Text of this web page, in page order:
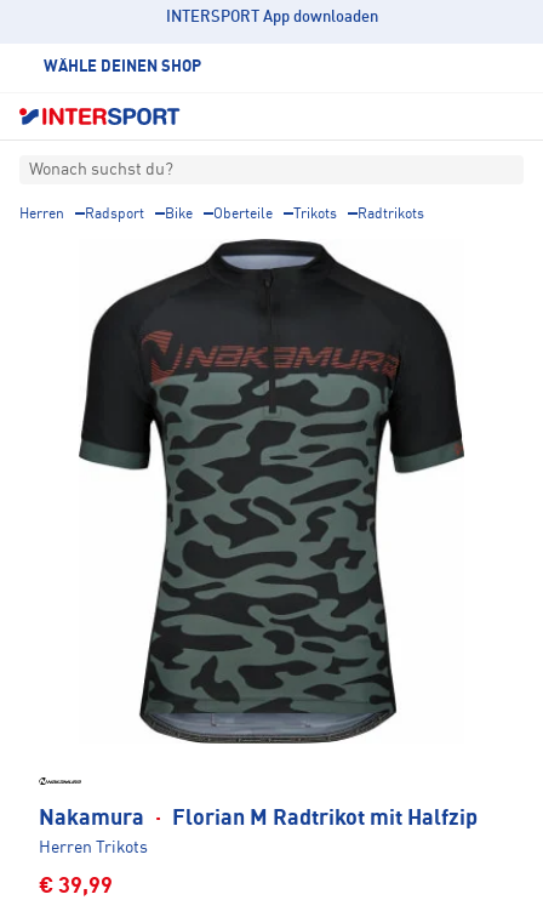
INTERSPORT App downloaden
WÄHLE DEINEN SHOP
Wonach suchst du?
Herren Radsport Bike Oberteile Trikots Radtrikots
Nakamura · Florian M Radtrikot mit Halfzip
Herren Trikots
€ 39,99